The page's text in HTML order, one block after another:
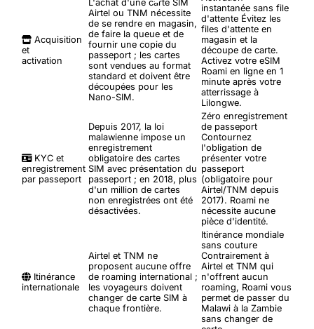
Acquisition
et
activation
L'achat d'une carte SIM
Airtel ou TNM nécessite
de se rendre en magasin,
de faire la queue et de
fournir une copie du
passeport ; les cartes
sont vendues au format
standard et doivent être
découpées pour les
Nano-SIM.
instantanée sans file
d'attente Évitez les
files d'attente en
magasin et la
découpe de carte.
Activez votre eSIM
Roami en ligne en 1
minute après votre
atterrissage à
Lilongwe.
KYC et
enregistrement
par passeport
Depuis 2017, la loi
malawienne impose un
enregistrement
obligatoire des cartes
SIM avec présentation du
passeport ; en 2018, plus
d'un million de cartes
non enregistrées ont été
désactivées.
Zéro enregistrement
de passeport
Contournez
l'obligation de
présenter votre
passeport
(obligatoire pour
Airtel/TNM depuis
2017). Roami ne
nécessite aucune
pièce d'identité.
Itinérance
internationale
Airtel et TNM ne
proposent aucune offre
de roaming international ;
les voyageurs doivent
changer de carte SIM à
chaque frontière.
Itinérance mondiale
sans couture
Contrairement à
Airtel et TNM qui
n'offrent aucun
roaming, Roami vous
permet de passer du
Malawi à la Zambie
sans changer de